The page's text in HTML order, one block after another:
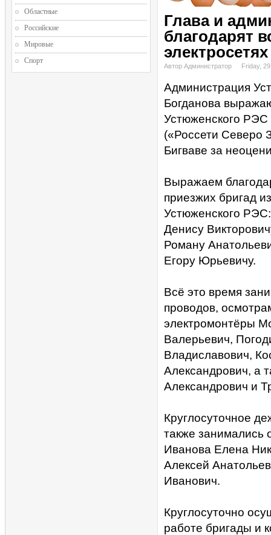
Глава и
благодарят
электросетях
Автор Администратор Friday,
Администрация
Богданова
Устюженского РЭС
(«Россети Северо
Бигваве за
Выражаем
приезжих бригад
Устюженского
Денису
Роману
Егору Юрьевичу.
Всё это время
проводов,
электромонтёры
Валерьевич,
Владиславович,
Александрович, а
Александрович и
Круглосуточное
также занимались
Иванова Елена
Алексей
Иванович.
Круглосуточно
работе бригады и
Областные
Российские
Мировые
Спорт